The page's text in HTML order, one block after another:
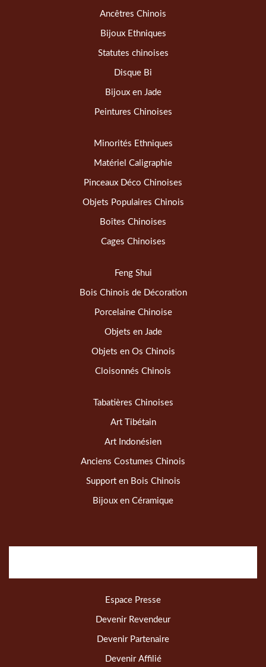
Ancêtres Chinois
Bijoux Ethniques
Statutes chinoises
Disque Bi
Bijoux en Jade
Peintures Chinoises
Minorités Ethniques
Matériel Caligraphie
Pinceaux Déco Chinoises
Objets Populaires Chinois
Boîtes Chinoises
Cages Chinoises
Feng Shui
Bois Chinois de Décoration
Porcelaine Chinoise
Objets en Jade
Objets en Os Chinois
Cloisonnés Chinois
Tabatières Chinoises
Art Tibétain
Art Indonésien
Anciens Costumes Chinois
Support en Bois Chinois
Bijoux en Céramique
Espace Presse
Devenir Revendeur
Devenir Partenaire
Devenir Affilié